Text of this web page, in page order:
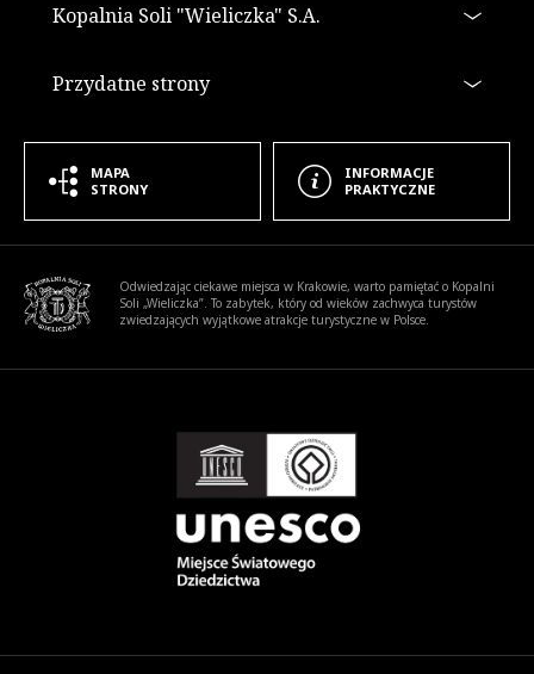
Kopalnia Soli "Wieliczka" S.A.
Przydatne strony
Odwiedzając ciekawe miejsca w Krakowie, warto pamiętać o Kopalni
Soli „Wieliczka”. To zabytek, który od wieków zachwyca turystów
zwiedzających wyjątkowe atrakcje turystyczne w Polsce.
Informacje dodatkowe
MAPA
STRONY
INFORMACJE
PRAKTYCZNE